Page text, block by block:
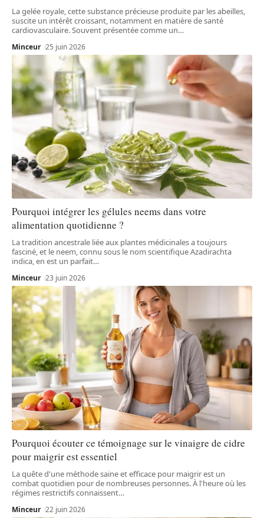
La gelée royale, cette substance précieuse produite par les abeilles,
suscite un intérêt croissant, notamment en matière de santé
cardiovasculaire. Souvent présentée comme un…
Minceur 25 juin 2026
Pourquoi intégrer les gélules neems dans votre
alimentation quotidienne ?
La tradition ancestrale liée aux plantes médicinales a toujours
fasciné, et le neem, connu sous le nom scientifique Azadirachta
indica, en est un parfait…
Minceur 23 juin 2026
Pourquoi écouter ce témoignage sur le vinaigre de cidre
pour maigrir est essentiel
La quête d'une méthode saine et efficace pour maigrir est un
combat quotidien pour de nombreuses personnes. À l'heure où les
régimes restrictifs connaissent…
Minceur 22 juin 2026